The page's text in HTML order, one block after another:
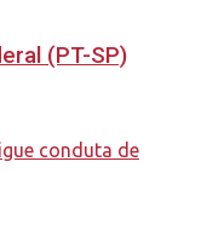
(PT-SP)